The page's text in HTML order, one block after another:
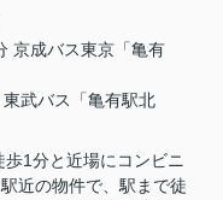
京成バス東京「亀有
東武バス「亀有駅北
1分と近場にコンビニ
近の物件で、駅まで徒